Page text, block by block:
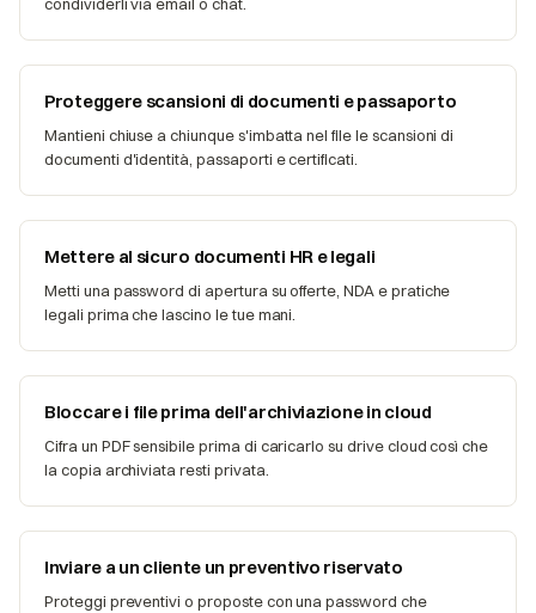
Proteggere scansioni di documenti e passaporto
Mantieni chiuse a chiunque s'imbatta nel file le scansioni di
documenti d'identità, passaporti e certificati.
Mettere al sicuro documenti HR e legali
Metti una password di apertura su offerte, NDA e pratiche
legali prima che lascino le tue mani.
Bloccare i file prima dell'archiviazione in cloud
Cifra un PDF sensibile prima di caricarlo su drive cloud così che
la copia archiviata resti privata.
Inviare a un cliente un preventivo riservato
Proteggi preventivi o proposte con una password che